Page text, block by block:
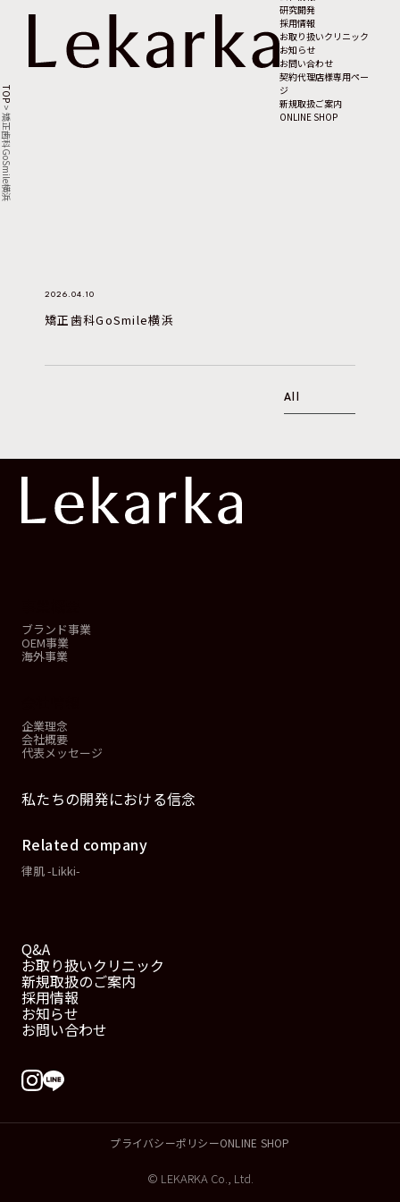
研究開発
採用情報
お取り扱いクリニック
お知らせ
お問い合わせ
契約代理店様専用ペー
ジ
新規取扱ご案内
ONLINE SHOP
TOP
>
矯正歯科GoSmile横浜
2026.04.10
矯正歯科GoSmile横浜
All
ブランド事業
OEM事業
海外事業
企業理念
会社概要
代表メッセージ
私たちの開発における信念
Related company
律肌 -Likki-
Q&A
お取り扱いクリニック
新規取扱のご案内
採用情報
お知らせ
お問い合わせ
プライバシーポリシーONLINE SHOP
© LEKARKA Co., Ltd.